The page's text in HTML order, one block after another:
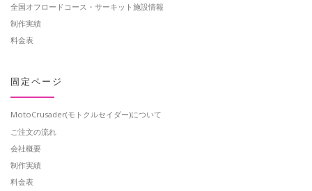
全国オフロードコース・サーキット施設情報
制作実績
料金表
固定ページ
MotoCrusader(モトクルセイダー)について
ご注文の流れ
会社概要
制作実績
料金表